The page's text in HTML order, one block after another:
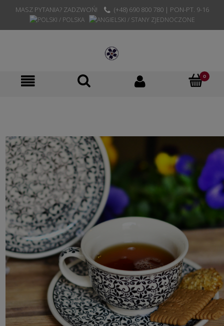
MASZ PYTANIA? ZADZWOŃ! (+48) 690 800 780 | PON-PT. 9-16